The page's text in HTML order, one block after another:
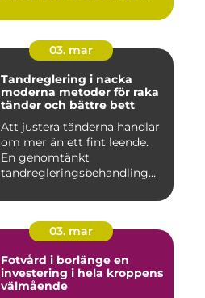
03. mar
Tandreglering i nacka
moderna metoder för raka
tänder och bättre bett
Att justera tänderna handlar
om mer än ett fint leende.
En genomtänkt
tandregleringsbehandling
03. mar
Fotvård i borlänge en
investering i hela kroppens
välmående